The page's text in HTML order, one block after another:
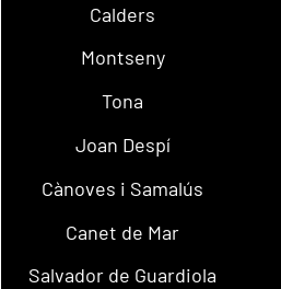
Calders
Montseny
Tona
Joan Despí
Cànoves i Samalús
Canet de Mar
Salvador de Guardiola